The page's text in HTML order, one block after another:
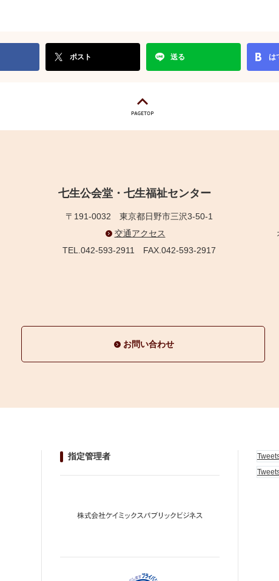
ポスト 送る は
七生公会堂・七生福祉センター
〒191-0032 東京都日野市三沢3-50-1
交通アクセス
TEL.042-593-2911 FAX.042-593-2917
お問い合わせ
指定管理者